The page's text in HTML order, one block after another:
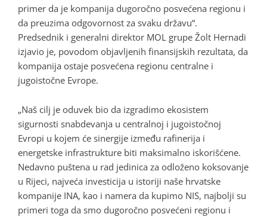
primer da je kompanija dugoročno posvećena regionu i
da preuzima odgovornost za svaku državu“.
Predsednik i generalni direktor MOL grupe Žolt Hernadi
izjavio je, povodom objavljenih finansijskih rezultata, da
kompanija ostaje posvećena regionu centralne i
jugoistočne Evrope.
„Naš cilj je oduvek bio da izgradimo ekosistem
sigurnosti snabdevanja u centralnoj i jugoistočnoj
Evropi u kojem će sinergije između rafinerija i
energetske infrastrukture biti maksimalno iskorišćene.
Nedavno puštena u rad jedinica za odloženo koksovanje
u Rijeci, najveća investicija u istoriji naše hrvatske
kompanije INA, kao i namera da kupimo NIS, najbolji su
primeri toga da smo dugoročno posvećeni regionu i